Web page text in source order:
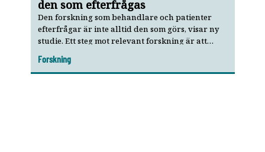
den som efterfrågas
Den forskning som behandlare och patienter
efterfrågar är inte alltid den som görs, visar ny
studie. Ett steg mot relevant forskning är att
Forskning